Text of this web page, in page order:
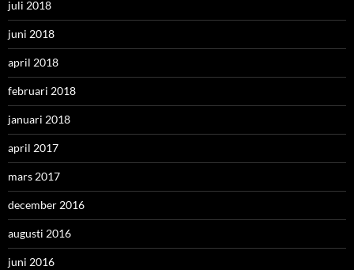
juli 2018
juni 2018
april 2018
februari 2018
januari 2018
april 2017
mars 2017
december 2016
augusti 2016
juni 2016